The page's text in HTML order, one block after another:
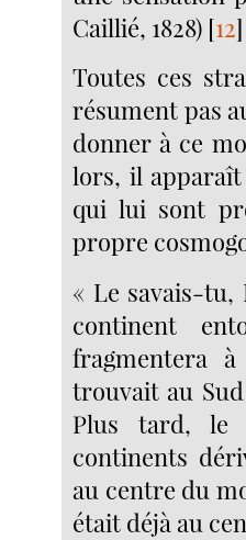
Caillié, 1828) [12]
Toutes ces
résument pas
donner à ce
lors, il
qui lui sont
propre
« Le savais-tu,
continent
fragmentera
trouvait au
Plus tard, le
continents
au centre du
était déjà au